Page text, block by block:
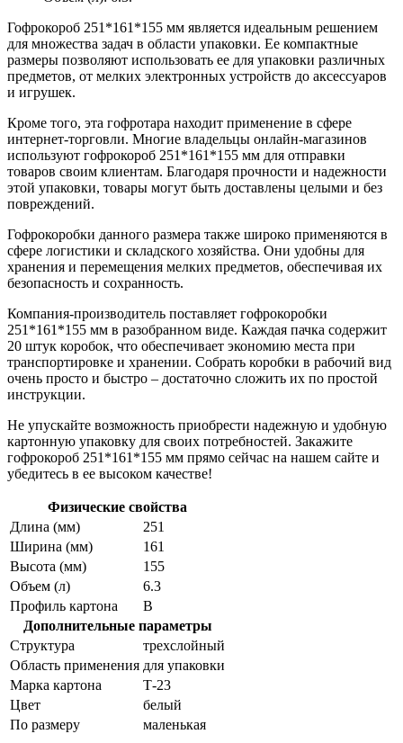
Гофрокороб 251*161*155 мм является идеальным решением
для множества задач в области упаковки. Ее компактные
размеры позволяют использовать ее для упаковки различных
предметов, от мелких электронных устройств до аксессуаров
и игрушек.
Кроме того, эта гофротара находит применение в сфере
интернет-торговли. Многие владельцы онлайн-магазинов
используют гофрокороб 251*161*155 мм для отправки
товаров своим клиентам. Благодаря прочности и надежности
этой упаковки, товары могут быть доставлены целыми и без
повреждений.
Гофрокоробки данного размера также широко применяются в
сфере логистики и складского хозяйства. Они удобны для
хранения и перемещения мелких предметов, обеспечивая их
безопасность и сохранность.
Компания-производитель поставляет гофрокоробки
251*161*155 мм в разобранном виде. Каждая пачка содержит
20 штук коробок, что обеспечивает экономию места при
транспортировке и хранении. Собрать коробки в рабочий вид
очень просто и быстро – достаточно сложить их по простой
инструкции.
Не упускайте возможность приобрести надежную и удобную
картонную упаковку для своих потребностей. Закажите
гофрокороб 251*161*155 мм прямо сейчас на нашем сайте и
убедитесь в ее высоком качестве!
Физические свойства
Длина (мм)
251
Ширина (мм)
161
Высота (мм)
155
Объем (л)
6.3
Профиль картона
В
Дополнительные параметры
Структура
трехслойный
Область применения для упаковки
Марка картона
Т-23
Цвет
белый
По размеру
маленькая